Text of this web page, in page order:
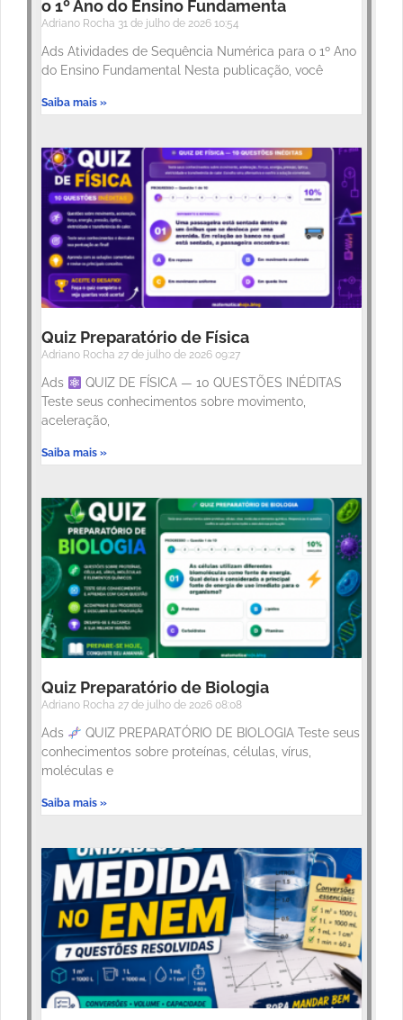
o 1º Ano do Ensino Fundamenta
Adriano Rocha 31 de julho de 2026 10:54
Ads Atividades de Sequência Numérica para o 1º Ano
do Ensino Fundamental Nesta publicação, você
Saiba mais »
Quiz Preparatório de Física
Adriano Rocha 27 de julho de 2026 09:27
Ads
QUIZ DE FÍSICA — 10 QUESTÕES INÉDITAS
Teste seus conhecimentos sobre movimento,
aceleração,
Saiba mais »
Quiz Preparatório de Biologia
Adriano Rocha 27 de julho de 2026 08:08
Ads
QUIZ PREPARATÓRIO DE BIOLOGIA Teste seus
conhecimentos sobre proteínas, células, vírus,
moléculas e
Saiba mais »